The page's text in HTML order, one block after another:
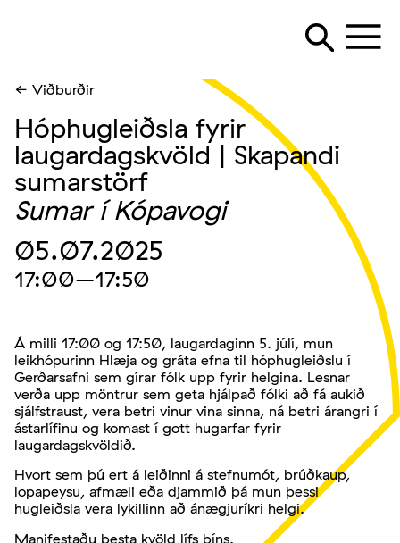
← Viðburðir
Hóphugleiðsla fyrir
laugardagskvöld | Skapandi
sumarstörf
Sumar í Kópavogi
05.07.2025
17:00–17:50
Á milli 17:00 og 17:50, laugardaginn 5. júlí, mun
leikhópurinn Hlæja og gráta efna til hóphugleiðslu í
Gerðarsafni sem gírar fólk upp fyrir helgina. Lesnar
verða upp möntrur sem geta hjálpað fólki að fá aukið
sjálfstraust, vera betri vinur vina sinna, ná betri árangri í
ástarlífinu og komast í gott hugarfar fyrir
laugardagskvöldið.
Hvort sem þú ert á leiðinni á stefnumót, brúðkaup,
lopapeysu, afmæli eða djammið þá mun þessi
hugleiðsla vera lykillinn að ánægjuríkri helgi.
Manifestaðu besta kvöld lífs þíns.